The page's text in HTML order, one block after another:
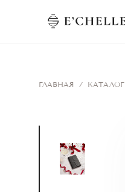
ГЛАВНАЯ / КАТАЛОГ